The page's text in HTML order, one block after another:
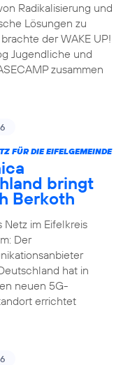
Radikalisierung und
Lösungen zu
der WAKE UP!
Jugendliche und
zusammen
FÜR DIE EIFELGEMEINDE
bringt
Berkoth
im Eifelkreis
Der
hat in
neuen 5G-
errichtet